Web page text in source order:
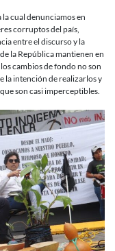
cual denunciamos en
corruptos del país,
entre el discurso y la
la República mantienen en
cambios de fondo no son
la intención de realizarlos y
son casi imperceptibles.